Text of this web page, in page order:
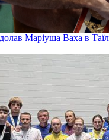
Маріуша Ваха в